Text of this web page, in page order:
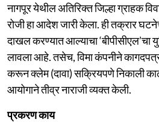
नागपूर येथील अतिरिक्त जिल्हा ग्राहक
रोजी हा आदेश जारी केला. ही तक्रार
दाखल करण्यात आल्याचा ‘बीपीसीएल’चा
लावला आहे. तसेच, विमा कंपनीने
करून क्लेम (दावा) सक्रियपणे निकाली
आयोगाने तीव्र नाराजी व्यक्त केली.
प्रकरण काय